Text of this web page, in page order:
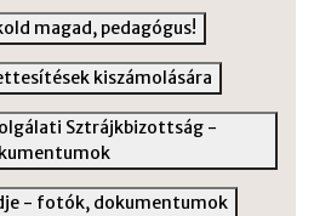
magad, pedagógus!
kiszámolására
Sztrájkbizottság -
- fotók, dokumentumok